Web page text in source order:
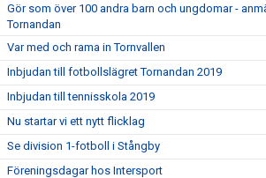
Gör som över 100 andra barn och ungdomar -
Tornandan
Var med och rama in Tornvallen
Inbjudan till fotbollslägret Tornandan 2019
Inbjudan till tennisskola 2019
Nu startar vi ett nytt flicklag
Se division 1-fotboll i Stångby
Föreningsdagar hos Intersport